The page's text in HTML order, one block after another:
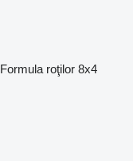
Formula roţilor 8x4